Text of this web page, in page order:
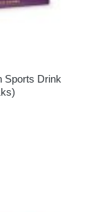
Sports Drink